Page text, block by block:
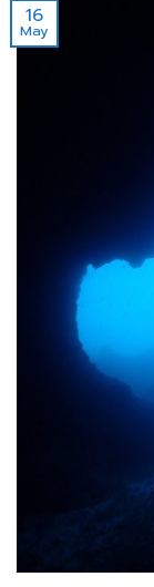
16
May